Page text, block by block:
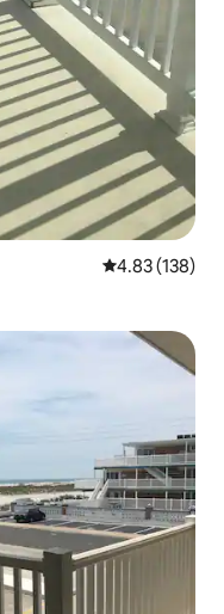
平均评分 4.83
4.83 (138)